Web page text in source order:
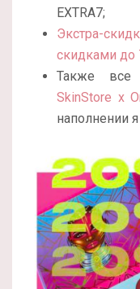
EXTRA7;
Экстра-
скидками до
Также все
SkinStore x
наполнении я